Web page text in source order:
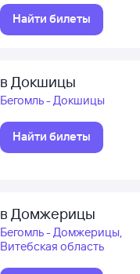
Найти билеты
в Докшицы
Бегомль - Докшицы
Найти билеты
в Домжерицы
Бегомль - Домжерицы,
Витебская область